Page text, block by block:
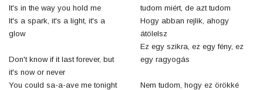
It's in the way you hold me
It's a spark, it's a light, it's a
glow
Don't know if it last forever, but
it's now or never
You could sa-a-ave me tonight
tudom miért, de azt tudom
Hogy abban rejlik, ahogy
átölelsz
Ez egy szikra, ez egy fény, ez
egy ragyogás
Nem tudom, hogy ez örökké